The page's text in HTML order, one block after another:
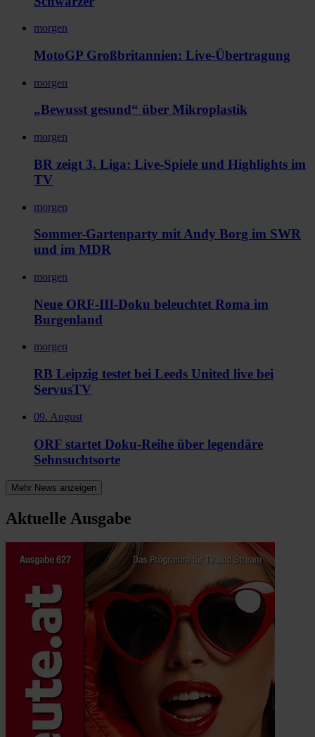
morgen
MotoGP Großbritannien: Live-Übertragung
morgen
„Bewusst gesund“ über Mikroplastik
morgen
BR zeigt 3. Liga: Live-Spiele und Highlights im
TV
morgen
Sommer-Gartenparty mit Andy Borg im SWR
und im MDR
morgen
Neue ORF-III-Doku beleuchtet Roma im
Burgenland
morgen
RB Leipzig testet bei Leeds United live bei
ServusTV
09. August
ORF startet Doku-Reihe über legendäre
Sehnsuchtsorte
Mehr News anzeigen
Aktuelle Ausgabe